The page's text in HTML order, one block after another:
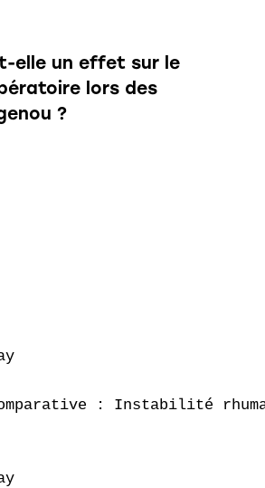
elle un effet sur le
lors des
?
: Instabilité